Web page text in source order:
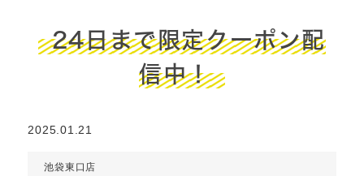
24日まで限定クーポン配
信中！
2025.01.21
池袋東口店